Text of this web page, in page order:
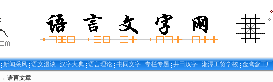
新闻采风 语文漫谈 汉字大典 语言理论 书同文字 专栏专题 井田汉字 湘潭工贸学校 金鹰盒工厂
→ 语言文章